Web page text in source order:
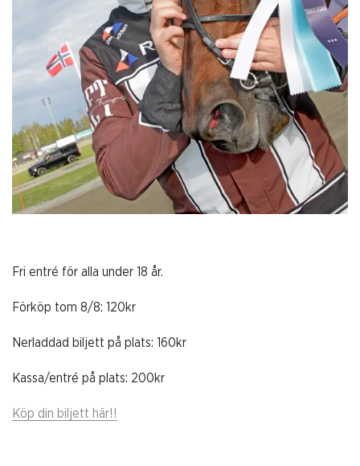
Fri entré för alla under 18 år.
Förköp tom 8/8: 120kr
Nerladdad biljett på plats: 160kr
Kassa/entré på plats: 200kr
Köp din biljett här!!